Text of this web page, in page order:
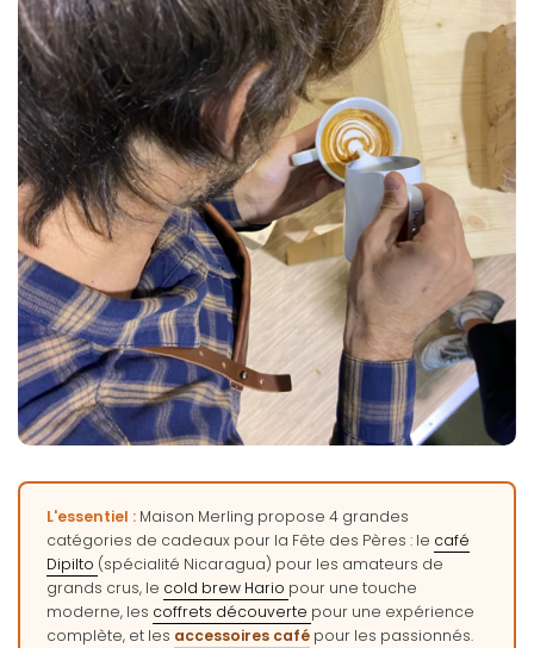
L'essentiel : Maison Merling propose 4 grandes
catégories de cadeaux pour la Fête des Pères : le café
Dipilto (spécialité Nicaragua) pour les amateurs de
grands crus, le cold brew Hario pour une touche
moderne, les coffrets découverte pour une expérience
complète, et les accessoires café pour les passionnés.